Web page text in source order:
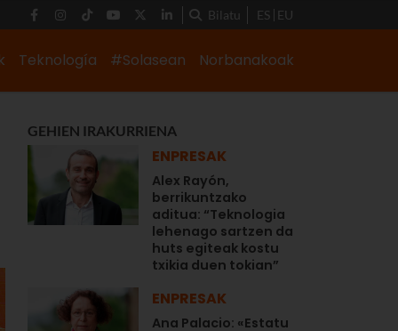
Bilatu ES EU
Teknología #Solasean Norbanakoak
GEHIEN IRAKURRIENA
ENPRESAK
Alex Rayón,
berrikuntzako
aditua: “Teknologia
lehenago sartzen da
huts egiteak kostu
txikia duen tokian”
ENPRESAK
Ana Palacio: «Estatu